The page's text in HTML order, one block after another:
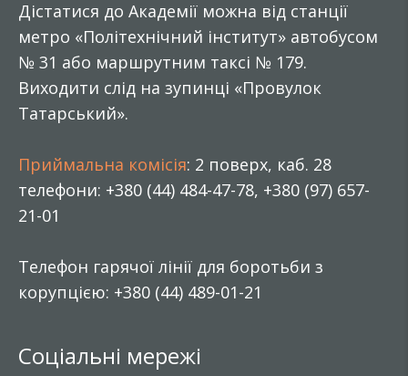
Дістатися до Академії можна від станції
метро «Політехнічний інститут» автобусом
№ 31 або маршрутним таксі № 179.
Виходити слід на зупинці «Провулок
Татарський».
Приймальна комісія: 2 поверх, каб. 28
телефони: +380 (44) 484-47-78, +380 (97) 657-
21-01
Телефон гарячої лінії для боротьби з
корупцією: +380 (44) 489-01-21
Соціальні мережі